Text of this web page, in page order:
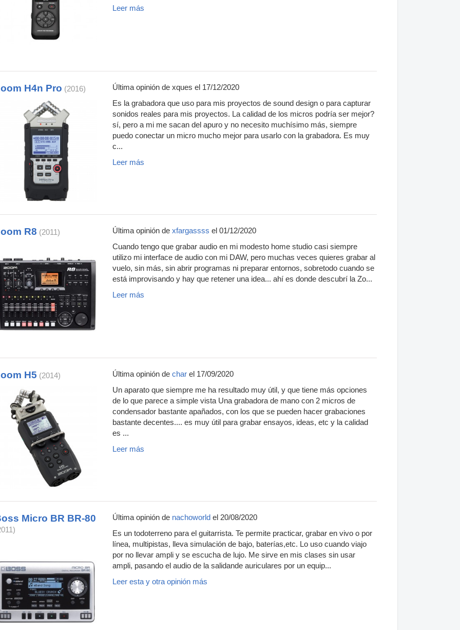
Leer más
H4n Pro (2016) Última opinión de xques el 17/12/2020
Es la grabadora que uso para mis proyectos de sound design o para capturar
sonidos reales para mis proyectos. La calidad de los micros podría ser mejor?
sí, pero a mi me sacan del apuro y no necesito muchísimo más, siempre
puedo conectar un micro mucho mejor para usarlo con la grabadora. Es muy
c...
Leer más
R8 (2011) Última opinión de xfargassss el 01/12/2020
Cuando tengo que grabar audio en mi modesto home studio casi siempre
utilizo mi interface de audio con mi DAW, pero muchas veces quieres grabar al
vuelo, sin más, sin abrir programas ni preparar entornos, sobretodo cuando se
está improvisando y hay que retener una idea... ahí es donde descubrí la Zo...
Leer más
H5 (2014) Última opinión de char el 17/09/2020
Un aparato que siempre me ha resultado muy útil, y que tiene más opciones
de lo que parece a simple vista Una grabadora de mano con 2 micros de
condensador bastante apañados, con los que se pueden hacer grabaciones
bastante decentes.... es muy útil para grabar ensayos, ideas, etc y la calidad
es ...
Leer más
Micro BR BR-80 Última opinión de nachoworld el 20/08/2020
Es un todoterreno para el guitarrista. Te permite practicar, grabar en vivo o por
línea, multipistas, lleva simulación de bajo, baterías,etc. Lo uso cuando viajo
por no llevar ampli y se escucha de lujo. Me sirve en mis clases sin usar
ampli, pasando el audio de la salidande auriculares por un equip...
Leer esta y otra opinión más